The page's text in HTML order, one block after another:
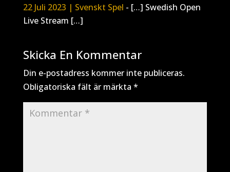
22 Juli 2023 | Svenskt Spel - […] Swedish Open
Live Stream […]
Skicka En Kommentar
Din e-postadress kommer inte publiceras.
Obligatoriska fält är märkta *